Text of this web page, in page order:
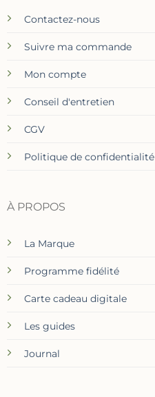
Contactez-nous
Suivre ma commande
Mon compte
Conseil d'entretien
CGV
Politique de confidentialité
À PROPOS
La Marque
Programme fidélité
Carte cadeau digitale
Les guides
Journal